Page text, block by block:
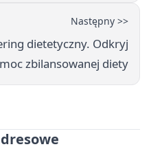
Następny >>
dietetyczny. Odkryj
moc zbilansowanej diety